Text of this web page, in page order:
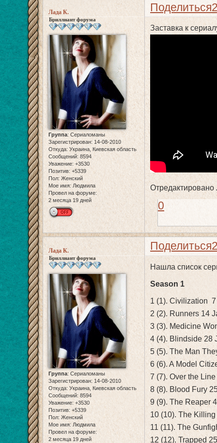
Поделиться
Лада К.
Бриллиант форума
Группа: Сериаломаны
Зарегистрирован: 14-08-2010
Откуда: Украина, Киевская область
Сообщений: 8594
Уважение: +3530
Позитив: +5339
Пол: Женский
Мое имя: Людмила
Провел на форуме:
2 месяца 19 дней
Заставка к
Отредактировано
0
Поделиться
Лада К.
Бриллиант форума
Группа: Сериаломаны
Зарегистрирован: 14-08-2010
Откуда: Украина, Киевская область
Сообщений: 8594
Уважение: +3530
Позитив: +5339
Пол: Женский
Мое имя: Людмила
Провел на форуме:
2 месяца 19 дней
Нашла список
Season 1
1 (1). Civilization
2 (2). Runners 14
3 (3). Medicine
4 (4). Blindside 28
5 (5). The Man
6 (6). A Model
7 (7). Over the
8 (8). Blood Fury
9 (9). The Reaper
10 (10). The
11 (11). The
12 (12). Trapped